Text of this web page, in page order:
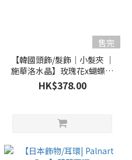
售完
【韓國頭飾/髮飾｜小髮夾 ｜
施華洛水晶】玫瑰花x蝴蝶質
感鴨嘴夾 / 4色 (預訂款)
HK$378.00